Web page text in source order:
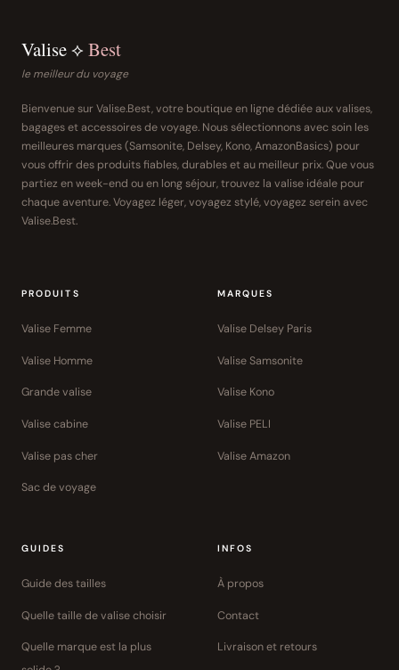
Valise ⟡ Best
le meilleur du voyage
Bienvenue sur Valise.Best, votre boutique en ligne dédiée aux valises,
bagages et accessoires de voyage. Nous sélectionnons avec soin les
meilleures marques (Samsonite, Delsey, Kono, AmazonBasics) pour
vous offrir des produits fiables, durables et au meilleur prix. Que vous
partiez en week-end ou en long séjour, trouvez la valise idéale pour
chaque aventure. Voyagez léger, voyagez stylé, voyagez serein avec
Valise.Best.
PRODUITS
Valise Femme
Valise Homme
Grande valise
Valise cabine
Valise pas cher
Sac de voyage
MARQUES
Valise Delsey Paris
Valise Samsonite
Valise Kono
Valise PELI
Valise Amazon
GUIDES
Guide des tailles
Quelle taille de valise choisir
Quelle marque est la plus
INFOS
À propos
Contact
Livraison et retours